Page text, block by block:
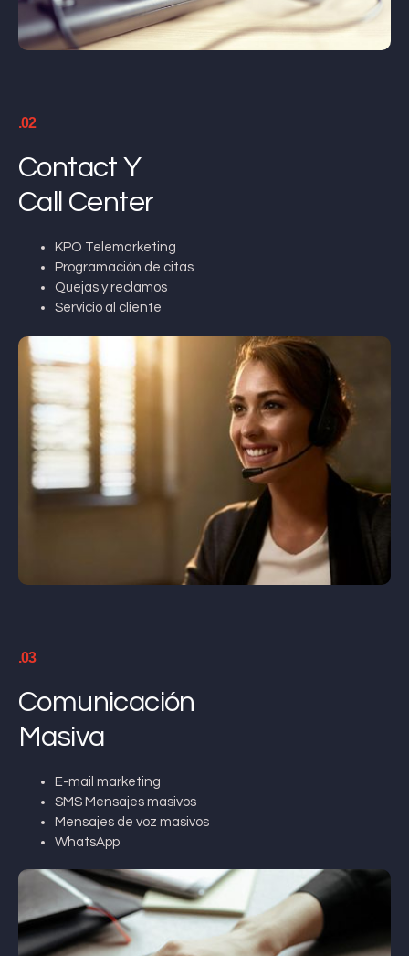
.02
Contact Y
Call Center
KPO Telemarketing
Programación de citas
Quejas y reclamos
Servicio al cliente
.03
Comunicación
Masiva
E-mail marketing
SMS Mensajes masivos
Mensajes de voz masivos
WhatsApp